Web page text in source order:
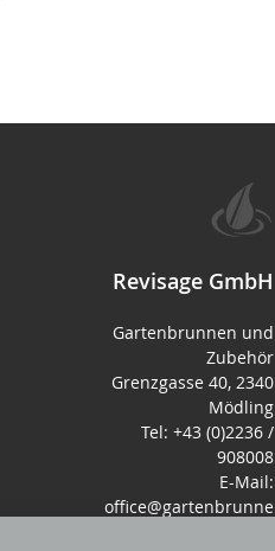
Revisage GmbH
Gartenbrunnen und
Zubehör
Grenzgasse 40, 2340
Mödling
Tel: +43 (0)2236 /
908008
E-Mail:
office@gartenbrunne